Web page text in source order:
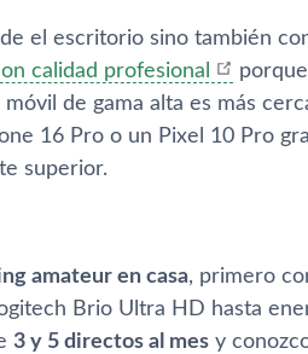
el escritorio sino también
calidad profesional
de gama alta es más
16 Pro o un Pixel 10 Pro
superior.
amateur en casa, primero
Brio Ultra HD hasta
3 y 5 directos al mes y